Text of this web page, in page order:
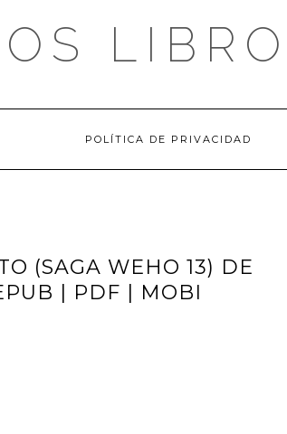
POLÍTICA DE PRIVACIDAD
(SAGA WEHO 13) DE
| PDF | MOBI